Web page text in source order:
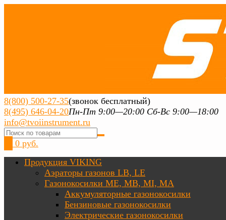
8(800) 500-27-35(звонок бесплатный)
8(495) 646-04-20Пн-Пт 9:00—20:00 Сб-Вс 9:00—18:00
info@tvoiinstrument.ru
0 руб.
Продукция VIKING
Аэраторы газонов LB, LE
Газонокосилки ME, MB, MI, MA
Аккумуляторные газонокосилки
Бензиновые газонокосилки
Электрические газонокосилки